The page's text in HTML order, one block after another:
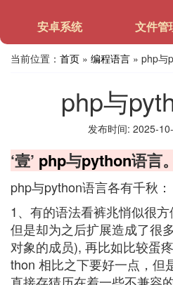
安卓系统 文件管
当前位置： 首页 » 编程语言 » php与
php与
发布时间: 2025-
‘壹’ php与python语言
php与python语言各有千秋：
1、有的语法看裤兆悄似很
但是却为之后扩展造成了很
对象的成员), 再比如比较蛋
thon 相比之下要好一点，但